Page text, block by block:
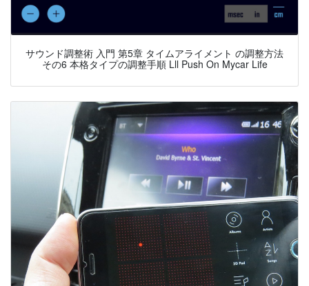
サウンド調整術 入門 第5章 タイムアライメント の調整方法
その6 本格タイプの調整手順 Lll Push On Mycar Life